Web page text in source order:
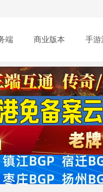
端 商业版本 手游